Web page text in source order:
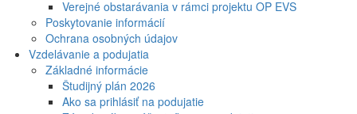
Verejné obstarávania v rámci projektu OP EVS
Poskytovanie informácií
Ochrana osobných údajov
Vzdelávanie a podujatia
Základné informácie
Študijný plán 2026
Ako sa prihlásiť na podujatie